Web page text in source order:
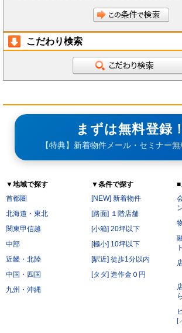
こだわり検索
まずは無料登録！
【特典】新着物件メール・セミナー
▼地域で探す
首都圏
北海道・東北
関東甲信越
中部
近畿・北陸
中国・四国
九州・沖縄
▼条件で探す
[NEW] 新着物件
[路面] １階店舗
[小箱] 20坪以下
[極小] 10坪以下
[駅近] 徒歩1分以内
[タダ] 造作金０円
■
ト